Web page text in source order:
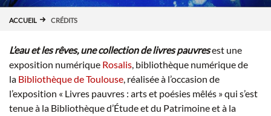
ACCUEIL CRÉDITS
L’eau et les rêves, une collection de livres pauvresest une
exposition numérique Rosalis, bibliothèque numérique de
la Bibliothèque de Toulouse, réalisée à l’occasion de
l’exposition « Livres pauvres : arts et poésies mêlés » qui s’est
tenue à la Bibliothèque d’Étude et du Patrimoine et à la